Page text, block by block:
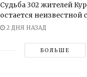
Судьба 302 жителей
остается неизвестной
2 ДНЯ НАЗАД
БОЛЬШЕ